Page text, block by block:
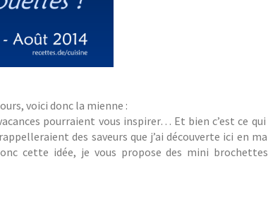
voici donc la mienne :
pourraient vous inspirer… Et bien c’est ce qui
des saveurs que j’ai découverte ici en
cette idée, je vous propose des mini